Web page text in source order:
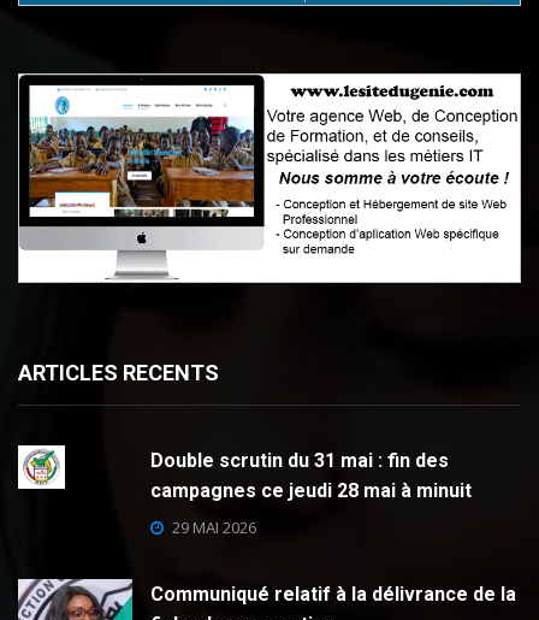
ARTICLES RECENTS
Double scrutin du 31 mai : fin des
campagnes ce jeudi 28 mai à minuit
29 MAI 2026
Communiqué relatif à la délivrance de la